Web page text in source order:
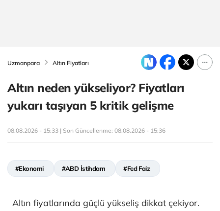
Uzmanpara Altın Fiyatları
Altın neden yükseliyor? Fiyatları
yukarı taşıyan 5 kritik gelişme
08.08.2026 - 15:33 | Son Güncellenme: 08.08.2026 - 15:36
#Ekonomi #ABD İstihdam #Fed Faiz
Altın fiyatlarında güçlü yükseliş dikkat çekiyor.